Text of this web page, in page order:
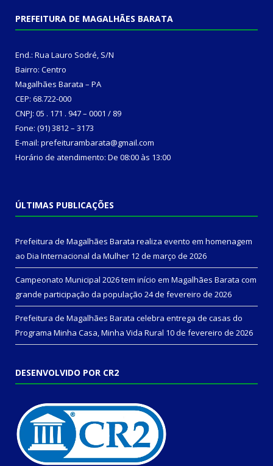
PREFEITURA DE MAGALHÃES BARATA
End.: Rua Lauro Sodré, S/N
Bairro: Centro
Magalhães Barata – PA
CEP: 68.722-000
CNPJ: 05 . 171 . 947 – 0001 / 89
Fone: (91) 3812 – 3173
E-mail: prefeiturambarata@gmail.com
Horário de atendimento: De 08:00 às 13:00
ÚLTIMAS PUBLICAÇÕES
Prefeitura de Magalhães Barata realiza evento em homenagem
ao Dia Internacional da Mulher 12 de março de 2026
Campeonato Municipal 2026 tem início em Magalhães Barata com
grande participação da população 24 de fevereiro de 2026
Prefeitura de Magalhães Barata celebra entrega de casas do
Programa Minha Casa, Minha Vida Rural 10 de fevereiro de 2026
DESENVOLVIDO POR CR2